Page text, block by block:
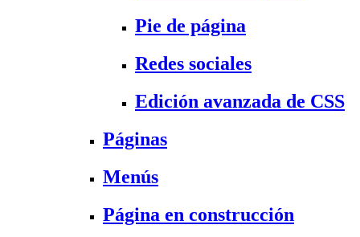
Pie de página
Redes sociales
Edición avanzada de CSS
Páginas
Menús
Página en construcción